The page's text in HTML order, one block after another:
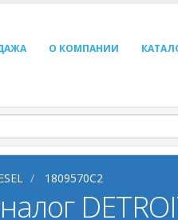
О КОМПАНИИ
1809570C2